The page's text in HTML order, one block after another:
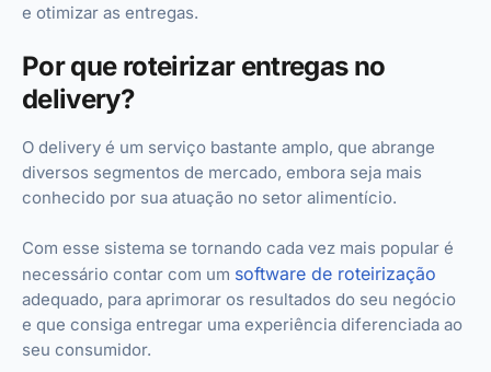
e otimizar as entregas.
Por que roteirizar entregas no
delivery?
O delivery é um serviço bastante amplo, que abrange
diversos segmentos de mercado, embora seja mais
conhecido por sua atuação no setor alimentício.
Com esse sistema se tornando cada vez mais popular é
necessário contar com um software de roteirização
adequado, para aprimorar os resultados do seu negócio
e que consiga entregar uma experiência diferenciada ao
seu consumidor.